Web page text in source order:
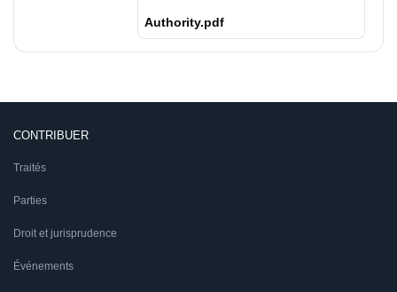
Authority.pdf
CONTRIBUER
Traités
Parties
Droit et jurisprudence
Événements